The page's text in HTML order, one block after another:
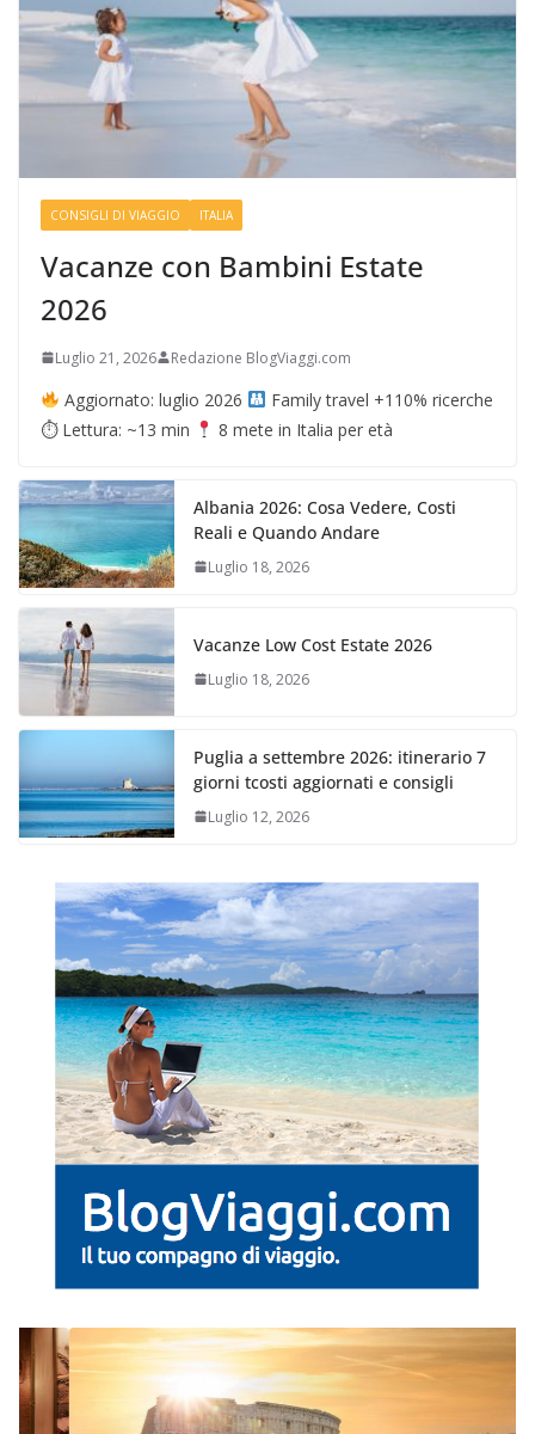
CONSIGLI DI VIAGGIO ITALIA
Vacanze con Bambini Estate
2026
Luglio 21, 2026 Redazione BlogViaggi.com
Aggiornato: luglio 2026
Family travel +110% ricerche
⏱ Lettura: ~13 min
8 mete in Italia per età
Albania 2026: Cosa Vedere, Costi
Reali e Quando Andare
Luglio 18, 2026
Vacanze Low Cost Estate 2026
Luglio 18, 2026
Puglia a settembre 2026: itinerario 7
giorni tcosti aggiornati e consigli
Luglio 12, 2026